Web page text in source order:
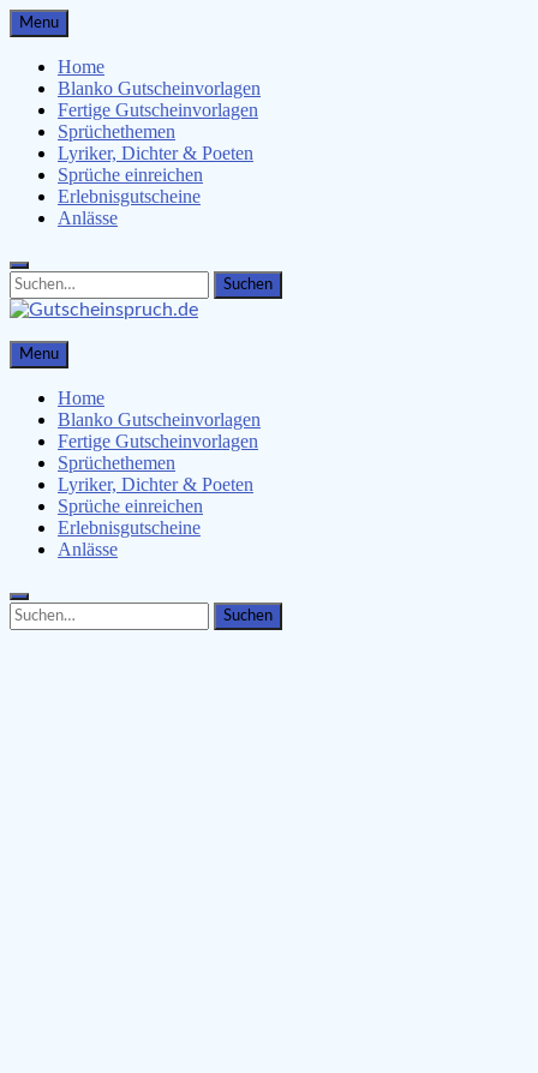
Skip
to
content
Menu
Home
Blanko Gutscheinvorlagen
Fertige Gutscheinvorlagen
Sprüchethemen
Lyriker, Dichter & Poeten
Sprüche einreichen
Erlebnisgutscheine
Anlässe
Search
for:
Search
Gutscheinspruch.de
Gutscheinsprüche & Gutscheinvorlagen finden
Menu
Home
Blanko Gutscheinvorlagen
Fertige Gutscheinvorlagen
Sprüchethemen
Lyriker, Dichter & Poeten
Sprüche einreichen
Erlebnisgutscheine
Anlässe
Search
for:
Search